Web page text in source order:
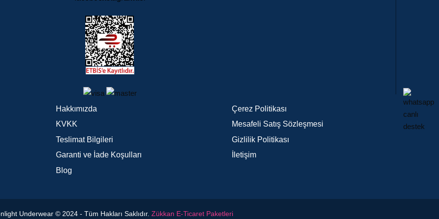
Hakkımızda
KVKK
Teslimat Bilgileri
Garanti ve İade Koşulları
Blog
Çerez Politikası
Mesafeli Satış Sözleşmesi
Gizlilik Politikası
İletişim
Underwear © 2024 - Tüm Hakları Saklıdır. Zükkan E-Ticaret Paketleri